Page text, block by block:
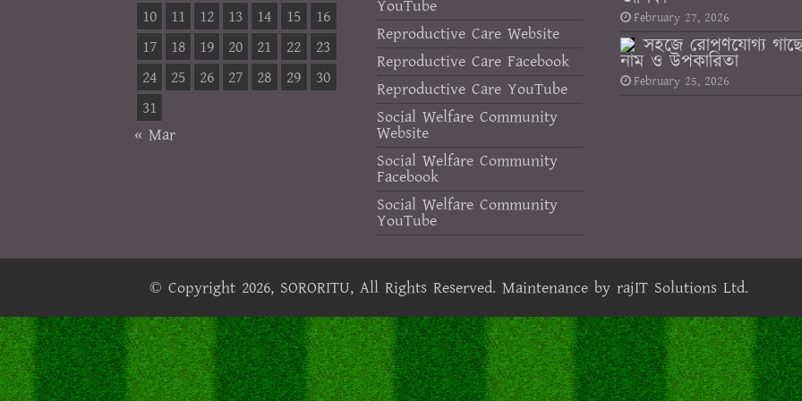
10 11 12 13 14 15
16
17
18 19 20 21 22
23
24
25 26 27 28 29
30
31
« Mar
YouTube
Reproductive Care Website
Reproductive Care Facebook
Reproductive Care YouTube
Social Welfare Community
Website
Social Welfare Community
Facebook
Social Welfare Community
YouTube
February 27, 2026
সহজে রোপণযোগ্য
নাম ও উপকারিতা
February 25, 2026
© Copyright 2026, SORORITU, All Rights Reserved. Maintenance by rajIT Solutions Ltd.